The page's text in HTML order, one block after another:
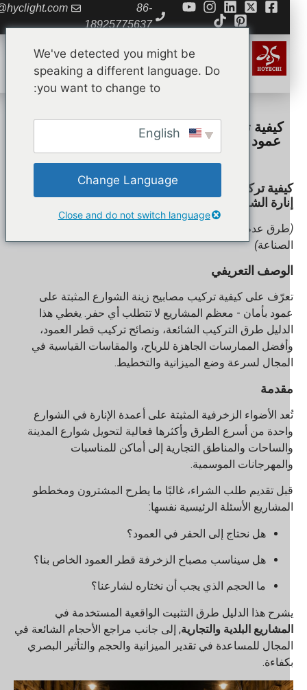
18925775637
كيفية تركيب مصابيح إنارة الشوارع المثبتة على
عمود (طرق عدم الحفر، وملاءمة حجم العمود،
والمقاسات الشائعة في الصناعة)
تركيب مصابيح إنارة الشوارع المثبتة على عمود
الشوارع
طرق عدم الحفر، وملاءمة حجم العمود والمقاسات الشائعة في
)
التعريفي
على كيفية تركيب مصابيح زينة الشوارع المثبتة على
بأمان - معظم المشاريع لا تتطلب أي حفر. يغطي هذا
طرق التركيب الشائعة، ونصائح تركيب قطر العمود،
الممارسات الجاهزة للرياح، والمقاسات القياسية في
لسرعة وضع الميزانية والتخطيط.
الأضواء الزخرفية المثبتة على أعمدة الإنارة في الشوارع
من أسرع الطرق وأكثرها فعالية لتحويل شوارع المدينة
والمناطق التجارية إلى أماكن للمناسبات
الموسمية.
تقديم طلب الشراء، غالبًا ما يطرح المشترون ومخططو
الأسئلة الرئيسية نفسها:
هل نحتاج إلى الحفر في العمود؟
هل سيناسب مصباح الزخرفة قطر العمود الخاص بنا؟
ما الحجم الذي يجب أن نختاره لشارعنا؟
هذا الدليل طرق التثبيت الواقعية المستخدمة في
البلدية والتجارية, إلى جانب مراجع الأحجام الشائعة في
للمساعدة في تقدير الميزانية والحجم والتأثير البصري
We've detected you might be
speaking a different language. Do
you want to change to:
English
Change Language
Close and do not switch language